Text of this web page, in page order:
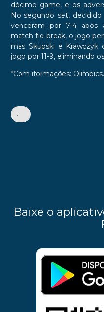
décimo game, e os
No segundo set,
venceram por 7-4 após
match tie-break, o jogo
mas Skupski e
jogo por 11-9, eliminando
*Com iformações:
•
Baixe o